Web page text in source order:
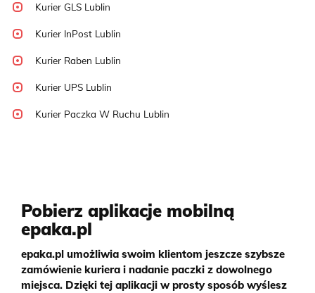
Kurier GLS Lublin
Kurier InPost Lublin
Kurier Raben Lublin
Kurier UPS Lublin
Kurier Paczka W Ruchu Lublin
Pobierz aplikacje mobilną
epaka.pl
epaka.pl umożliwia swoim klientom jeszcze szybsze
zamówienie kuriera i nadanie paczki z dowolnego
miejsca. Dzięki tej aplikacji w prosty sposób wyślesz